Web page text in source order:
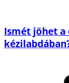
Ismét jöhet a